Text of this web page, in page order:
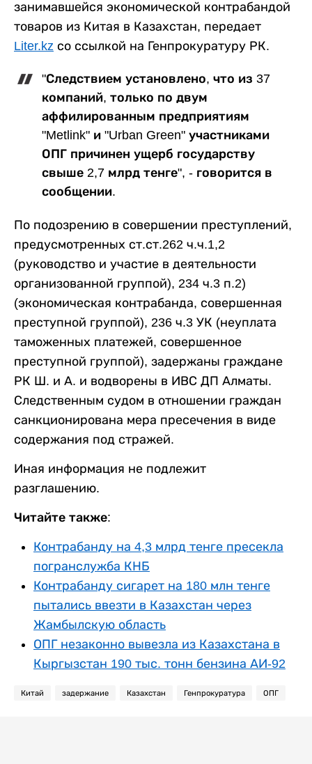
занимавшейся экономической контрабандой
товаров из Китая в Казахстан, передает
Liter.kz со ссылкой на Генпрокуратуру РК.
"Следствием установлено, что из 37
компаний, только по двум
аффилированным предприятиям
"Metlink" и "Urban Green" участниками
ОПГ причинен ущерб государству
свыше 2,7 млрд тенге", - говорится в
сообщении.
По подозрению в совершении преступлений,
предусмотренных ст.ст.262 ч.ч.1,2
(руководство и участие в деятельности
организованной группой), 234 ч.3 п.2)
(экономическая контрабанда, совершенная
преступной группой), 236 ч.3 УК (неуплата
таможенных платежей, совершенное
преступной группой), задержаны граждане
РК Ш. и А. и водворены в ИВС ДП Алматы.
Следственным судом в отношении граждан
санкционирована мера пресечения в виде
содержания под стражей.
Иная информация не подлежит
разглашению.
Читайте также:
Контрабанду на 4,3 млрд тенге пресекла
погранслужба КНБ
Контрабанду сигарет на 180 млн тенге
пытались ввезти в Казахстан через
Жамбылскую область
ОПГ незаконно вывезла из Казахстана в
Кыргызстан 190 тыс. тонн бензина АИ-92
Китай задержание Казахстан Генпрокуратура ОПГ